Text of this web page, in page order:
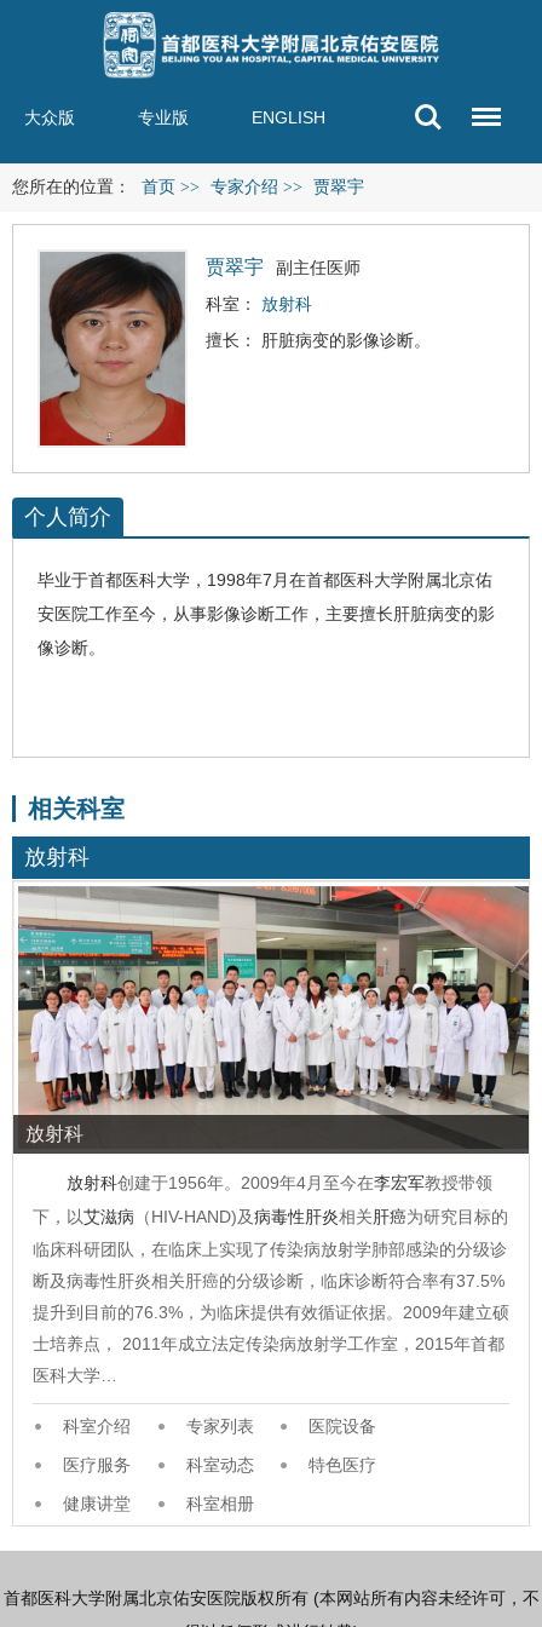
大众版 专业版 ENGLISH
您所在的位置： 首页 >> 专家介绍 >> 贾翠宇
贾翠宇
副主任医师
科室： 放射科
擅长： 肝脏病变的影像诊断。
个人简介
毕业于首都医科大学，1998年7月在首都医科大学附属北京佑
安医院工作至今，从事影像诊断工作，主要擅长肝脏病变的影
像诊断。
相关科室
放射科
放射科
放射科创建于1956年。2009年4月至今在李宏军教授带领
下，以艾滋病 （HIV-HAND)及病毒性肝炎相关肝癌为研究目标的
临床科研团队，在临床上实现了传染病放射学肺部感染的分级诊
断及病毒性肝炎相关肝癌的分级诊断，临床诊断符合率有37.5%
提升到目前的76.3%，为临床提供有效循证依据。2009年建立硕
士培养点， 2011年成立法定传染病放射学工作室，2015年首都
医科大学…
科室介绍 专家列表
医院设备
医疗服务
科室动态
特色医疗
健康讲堂
科室相册
首都医科大学附属北京佑安医院版权所有 (本网站所有内容未经许可，不